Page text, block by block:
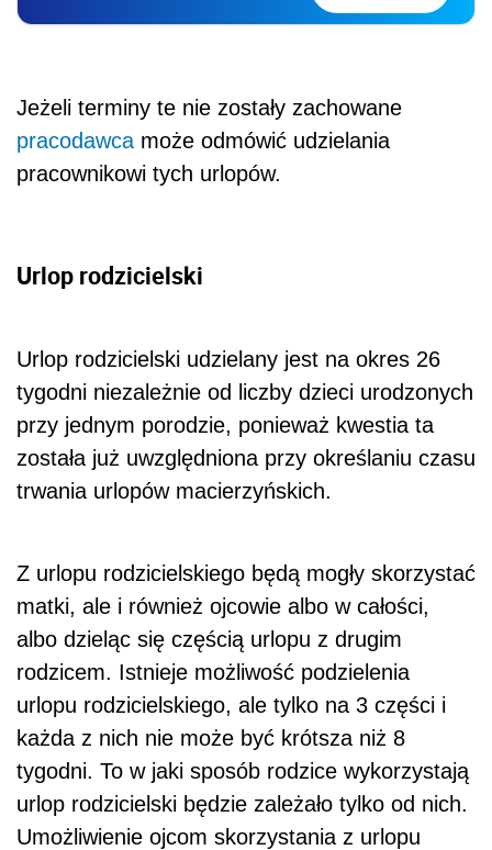
Jeżeli terminy te nie zostały zachowane
pracodawca może odmówić udzielania
pracownikowi tych urlopów.
Urlop rodzicielski
Urlop rodzicielski udzielany jest na okres 26
tygodni niezależnie od liczby dzieci urodzonych
przy jednym porodzie, ponieważ kwestia ta
została już uwzględniona przy określaniu czasu
trwania urlopów macierzyńskich.
Z urlopu rodzicielskiego będą mogły skorzystać
matki, ale i również ojcowie albo w całości,
albo dzieląc się częścią urlopu z drugim
rodzicem. Istnieje możliwość podzielenia
urlopu rodzicielskiego, ale tylko na 3 części i
każda z nich nie może być krótsza niż 8
tygodni. To w jaki sposób rodzice wykorzystają
urlop rodzicielski będzie zależało tylko od nich.
Umożliwienie ojcom skorzystania z urlopu